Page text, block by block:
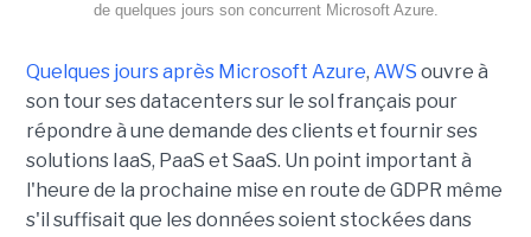
de quelques jours son concurrent Microsoft Azure.
Quelques jours après Microsoft Azure, AWS ouvre à
son tour ses datacenters sur le sol français pour
répondre à une demande des clients et fournir ses
solutions IaaS, PaaS et SaaS. Un point important à
l'heure de la prochaine mise en route de GDPR même
s'il suffisait que les données soient stockées dans